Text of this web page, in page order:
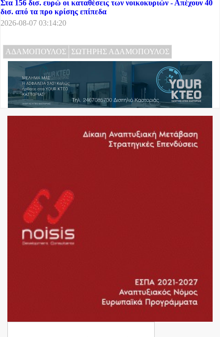
Στα 156 δισ. ευρώ οι καταθέσεις των νοικοκυριών - Απέχουν 40
δισ. από τα προ κρίσης επίπεδα
2026-08-07 03:14:20
ΑΔΑΜΟΠΟΥΛΟΣ ΣΩΤΗΡΗΣ ΑΔΑΜΟΠΟΥΛΟΣ